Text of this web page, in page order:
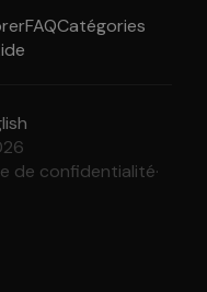
FAQCatégories
de confidentialité·